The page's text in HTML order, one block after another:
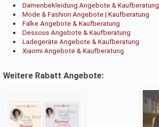
Damenbekleidung Angebote & Kaufberatung
Mode & Fashion Angebote | Kaufberatung
Falke Angebote & Kaufberatung
Dessous Angebote & Kaufberatung
Ladegeräte Angebote & Kaufberatung
Xiaomi Angebote & Kaufberatung
Weitere Rabatt Angebote: